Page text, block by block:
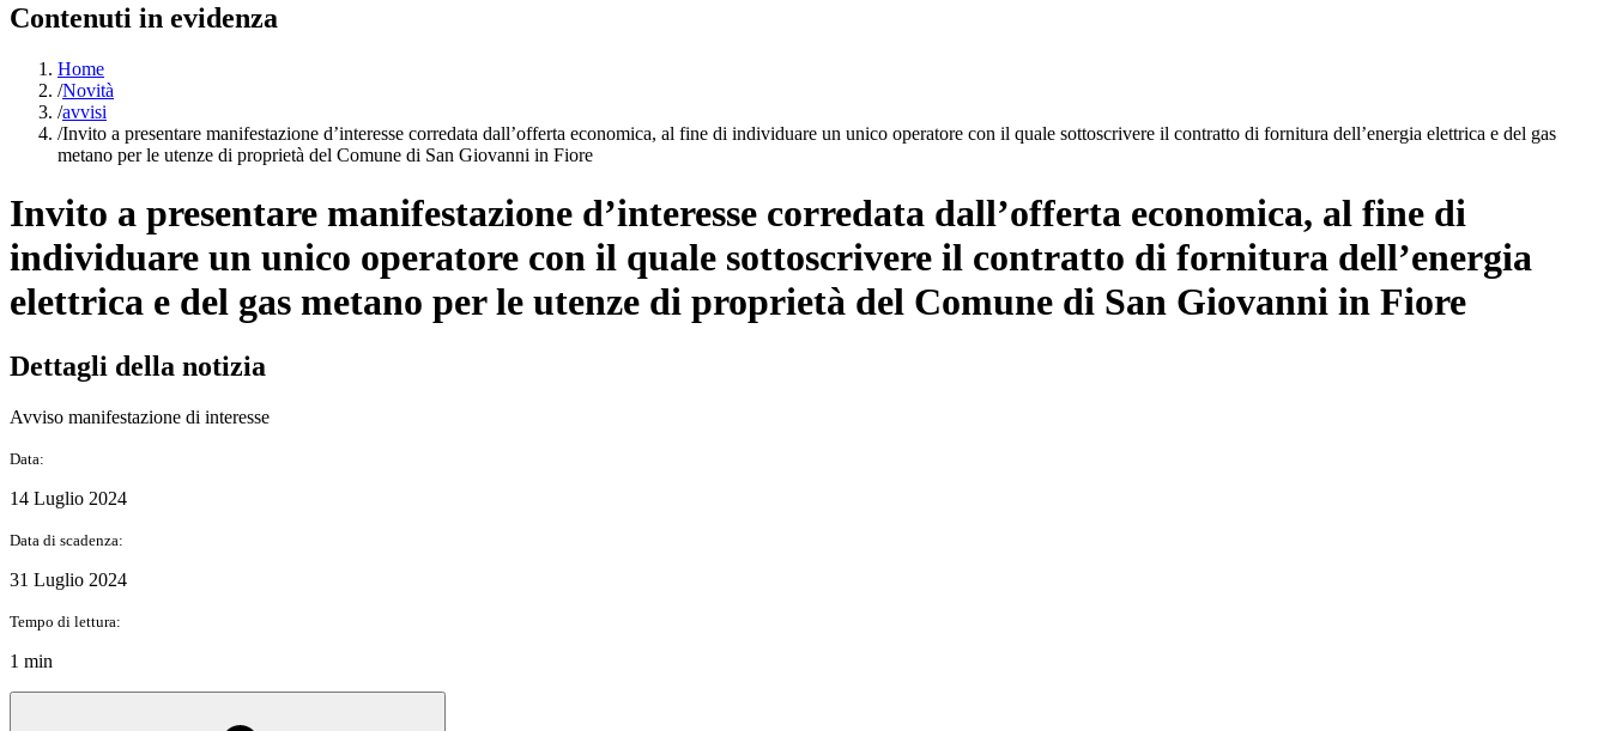
Contenuti in evidenza
Home
/Novità
/avvisi
/Invito a presentare manifestazione d’interesse corredata dall’offerta economica, al fine di individuare un unico operatore con il quale sottoscrivere il contratto di fornitura dell’energia elettrica e del gas
metano per le utenze di proprietà del Comune di San Giovanni in Fiore
Invito a presentare manifestazione d’interesse corredata dall’offerta economica, al fine di
individuare un unico operatore con il quale sottoscrivere il contratto di fornitura dell’energia
elettrica e del gas metano per le utenze di proprietà del Comune di San Giovanni in Fiore
Dettagli della notizia
Avviso manifestazione di interesse
Data:
14 Luglio 2024
Data di scadenza:
31 Luglio 2024
Tempo di lettura:
1 min